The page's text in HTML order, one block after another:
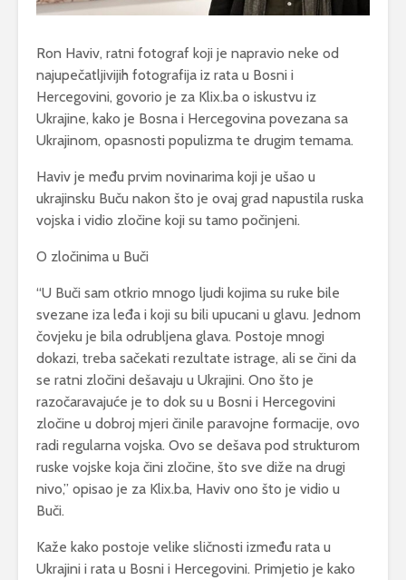
Ron Haviv, ratni fotograf koji je napravio neke od
najupečatljivijih fotografija iz rata u Bosni i
Hercegovini, govorio je za Klix.ba o iskustvu iz
Ukrajine, kako je Bosna i Hercegovina povezana sa
Ukrajinom, opasnosti populizma te drugim temama.
Haviv je među prvim novinarima koji je ušao u
ukrajinsku Buču nakon što je ovaj grad napustila ruska
vojska i vidio zločine koji su tamo počinjeni.
O zločinima u Buči
“U Buči sam otkrio mnogo ljudi kojima su ruke bile
svezane iza leđa i koji su bili upucani u glavu. Jednom
čovjeku je bila odrubljena glava. Postoje mnogi
dokazi, treba sačekati rezultate istrage, ali se čini da
se ratni zločini dešavaju u Ukrajini. Ono što je
razočaravajuće je to dok su u Bosni i Hercegovini
zločine u dobroj mjeri činile paravojne formacije, ovo
radi regularna vojska. Ovo se dešava pod strukturom
ruske vojske koja čini zločine, što sve diže na drugi
nivo,” opisao je za Klix.ba, Haviv ono što je vidio u
Buči.
Kaže kako postoje velike sličnosti između rata u
Ukrajini i rata u Bosni i Hercegovini. Primjetio je kako